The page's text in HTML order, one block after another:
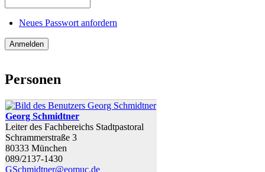
Neues Passwort anfordern
Personen
Georg Schmidtner
Leiter des Fachbereichs Stadtpastoral
Schrammerstraße 3
80333 München
089/2137-1430
GSchmidtner@eomuc.de